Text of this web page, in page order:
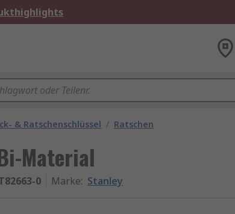
& Ratschenschlüssel / Ratschen
Material
0 Marke: Stanley